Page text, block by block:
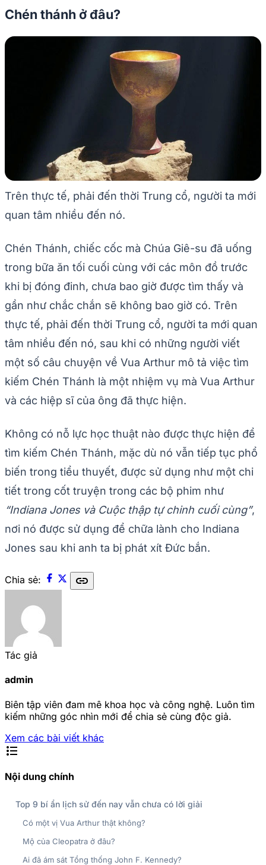
Chén thánh ở đâu?
Trên thực tế, phải đến thời Trung cổ, người ta mới
quan tâm nhiều đến nó.
Chén Thánh, chiếc cốc mà Chúa Giê-su đã uống
trong bữa ăn tối cuối cùng với các môn đồ trước
khi bị đóng đinh, chưa bao giờ được tìm thấy và
gần như chắc chắn sẽ không bao giờ có. Trên
thực tế, phải đến thời Trung cổ, người ta mới quan
tâm nhiều đến nó, sau khi có những người viết
một số câu chuyện về Vua Arthur mô tả việc tìm
kiếm Chén Thánh là một nhiệm vụ mà Vua Arthur
và các hiệp sĩ của ông đã thực hiện.
Không có nỗ lực học thuật nào được thực hiện để
tìm kiếm Chén Thánh, mặc dù nó vẫn tiếp tục phổ
biến trong tiểu thuyết, được sử dụng như một chi
tiết trong cốt truyện trong các bộ phim như
“Indiana Jones và Cuộc thập tự chinh cuối cùng”,
nơi nó được sử dụng để chữa lành cho Indiana
Jones sau khi anh ta bị phát xít Đức bắn.
Chia sẻ: link
Tác giả
admin
Biên tập viên đam mê khoa học và công nghệ. Luôn tìm
kiếm những góc nhìn mới để chia sẻ cùng độc giả.
Xem các bài viết khác
format_list_bulleted
Nội dung chính
Top 9 bí ẩn lịch sử đến nay vẫn chưa có lời giải
Có một vị Vua Arthur thật không?
Mộ của Cleopatra ở đâu?
Ai đã ám sát Tổng thống John F. Kennedy?